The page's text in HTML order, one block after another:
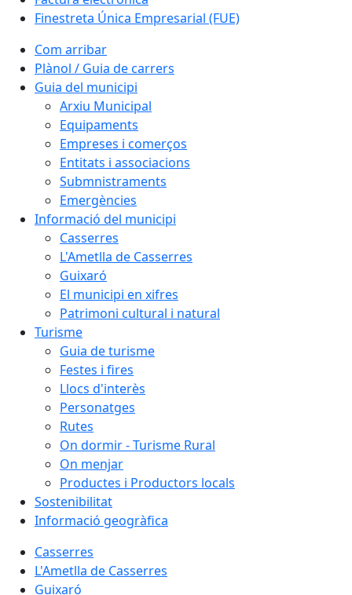
Finestreta Única Empresarial (FUE)
Com arribar
Plànol / Guia de carrers
Guia del municipi
Arxiu Municipal
Equipaments
Empreses i comerços
Entitats i associacions
Submnistraments
Emergències
Informació del municipi
Casserres
L'Ametlla de Casserres
Guixaró
El municipi en xifres
Patrimoni cultural i natural
Turisme
Guia de turisme
Festes i fires
Llocs d'interès
Personatges
Rutes
On dormir - Turisme Rural
On menjar
Productes i Productors locals
Sostenibilitat
Informació geogràfica
Casserres
L'Ametlla de Casserres
Guixaró